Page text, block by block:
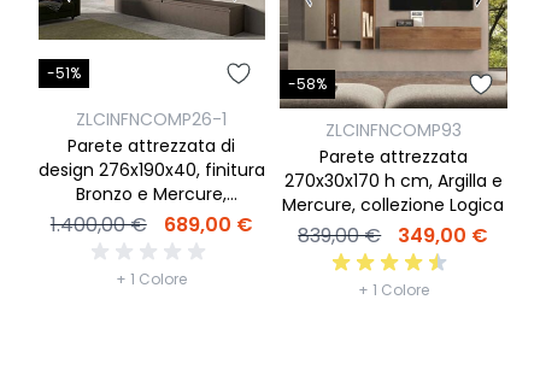
-51%
ZLCINFNCOMP26-1
Parete attrezzata di
design 276x190x40, finitura
Bronzo e Mercure,
collezione Logica
1.400,00 € 689,00 €
+ 1 Colore
-58%
ZLCINFNCOMP93
Parete attrezzata
270x30x170 h cm, Argilla e
Mercure, collezione Logica
839,00 € 349,00 €
+ 1 Colore